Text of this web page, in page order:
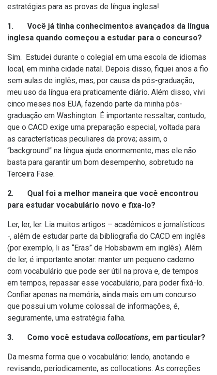
estratégias para as provas de língua inglesa!
1. Você já tinha conhecimentos avançados da língua
inglesa quando começou a estudar para o concurso?
Sim. Estudei durante o colegial em uma escola de idiomas
local, em minha cidade natal. Depois disso, fiquei anos a fio
sem aulas de inglês, mas, por causa da pós-graduação,
meu uso da língua era praticamente diário. Além disso, vivi
cinco meses nos EUA, fazendo parte da minha pós-
graduação em Washington. É importante ressaltar, contudo,
que o CACD exige uma preparação especial, voltada para
as características peculiares da prova; assim, o
“background” na língua ajuda enormemente, mas ele não
basta para garantir um bom desempenho, sobretudo na
Terceira Fase.
2. Qual foi a melhor maneira que você encontrou
para estudar vocabulário novo e fixa-lo?
Ler, ler, ler. Lia muitos artigos – acadêmicos e jornalísticos
-, além de estudar parte da bibliografia do CACD em inglês
(por exemplo, li as “Eras” de Hobsbawm em inglês). Além
de ler, é importante anotar: manter um pequeno caderno
com vocabulário que pode ser útil na prova e, de tempos
em tempos, repassar esse vocabulário, para poder fixá-lo.
Confiar apenas na memória, ainda mais em um concurso
que possui um volume colossal de informações, é,
seguramente, uma estratégia falha.
3. Como você estudava collocations, em particular?
Da mesma forma que o vocabulário: lendo, anotando e
revisando, periodicamente, as collocations. As correções